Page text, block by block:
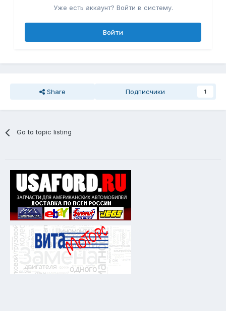
Уже есть аккаунт? Войти в систему.
Войти
Share Подписчики 1
Go to topic listing